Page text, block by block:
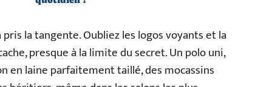
la tangente. Oubliez les logos voyants et la
presque à la limite du secret. Un polo uni,
en laine parfaitement taillé, des mocassins